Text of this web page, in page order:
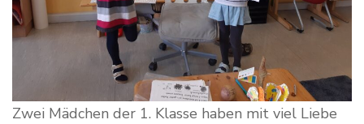
Zwei Mädchen der 1. Klasse haben mit viel Liebe